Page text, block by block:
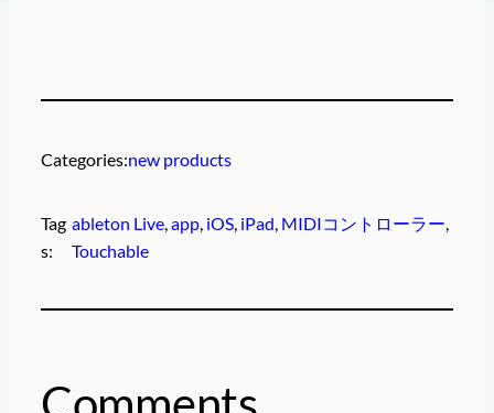
Categories:new products
Tag
s:
ableton Live , app iOS iPad MIDIコントローラー
Touchable